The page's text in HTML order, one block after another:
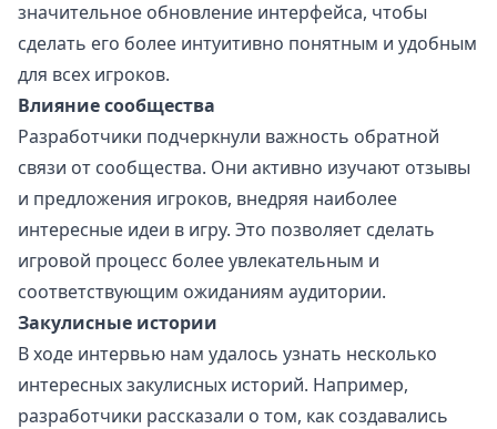
значительное обновление интерфейса, чтобы
сделать его более интуитивно понятным и удобным
для всех игроков.
Влияние сообщества
Разработчики подчеркнули важность обратной
связи от сообщества. Они активно изучают отзывы
и предложения игроков, внедряя наиболее
интересные идеи в игру. Это позволяет сделать
игровой процесс более увлекательным и
соответствующим ожиданиям аудитории.
Закулисные истории
В ходе интервью нам удалось узнать несколько
интересных закулисных историй. Например,
разработчики рассказали о том, как создавались